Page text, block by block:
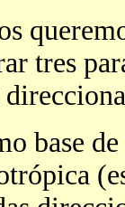
tres
de